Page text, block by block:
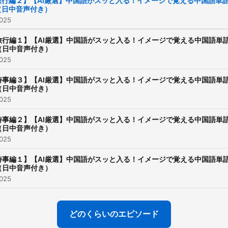
中音声付き）
行編１】【AI厳選】中国語がスッと入る！イメージで覚える中国語単
中音声付き）
事編３】【AI厳選】中国語がスッと入る！イメージで覚える中国語単
中音声付き）
事編２】【AI厳選】中国語がスッと入る！イメージで覚える中国語単
中音声付き）
事編１】【AI厳選】中国語がスッと入る！イメージで覚える中国語単
中音声付き）
どのくらいのエピソード